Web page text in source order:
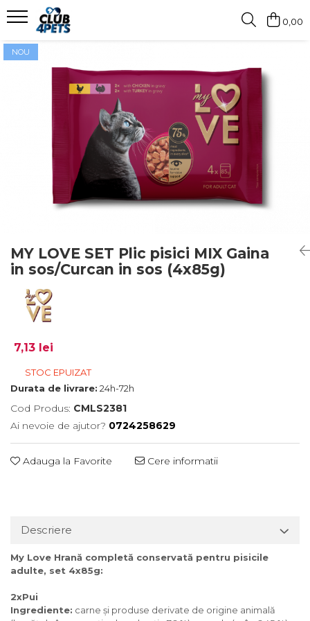
Caini
Hrana uscata
Hrana umeda
Suplimente
Pisici
Asternut & Litiere
Hrana uscata
Recompense
Suplimente
Igiena&Cosmetica
Sampon&Balsam
Odorizante pentru litiera
0,00
MY LOVE SET Plic pisici MIX Gaina
in sos/Curcan in sos (4x85g)
NOU
7,13 lei
STOC EPUIZAT
Durata de livrare: 24h-72h
Cod Produs: CMLS2381
Ai nevoie de ajutor? 0724258629
Adauga la Favorite Cere informatii
Descriere
My Love Hrană completă conservată pentru pisicile
adulte, set 4x85g:
2xPui
Ingrediente: carne și produse derivate de origine animală